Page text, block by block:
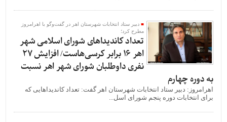
دبیر ستاد انتخابات شهرستان اهر در گفت‌وگو با اهرامروز
مطرح کرد؛
تعداد کاندیداهای شورای اسلامی شهر
اهر 16 برابر کرسی‌هاست/ افزایش 27
نفری داوطلبان شورای شهر اهر نسبت
به دوره چهارم
اهرامروز: دبیر ستاد انتخابات شهرستان اهر گفت: تعداد کاندیداهایی که
برای انتخابات دوره پنجم شورای اسل...